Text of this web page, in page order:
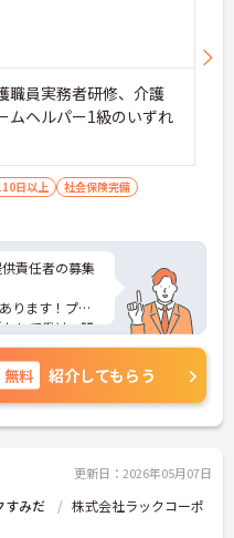
職員実務者研修、介護
ムヘルパー1級のいずれ
日以上
社会保険完備
責任者の募集
ります！プラ
して働け、研
る環境も整っ
ど、さらに詳
ください。
無料 紹介してもらう
更新日：2026年05月07日
すみだ
株式会社ラックコーポ